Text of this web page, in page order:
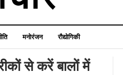
मनोरंजन रौद्योगिकी
से करें बालों में